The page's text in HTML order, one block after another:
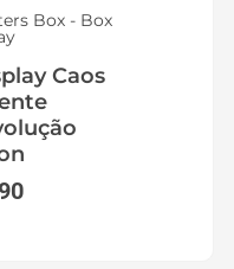
Box - Box
Caos